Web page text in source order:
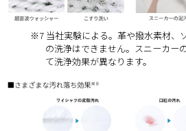
※7 当社実験による。革や撥水素材、
の洗浄はできません。スニーカー
て洗浄効果が異なります。